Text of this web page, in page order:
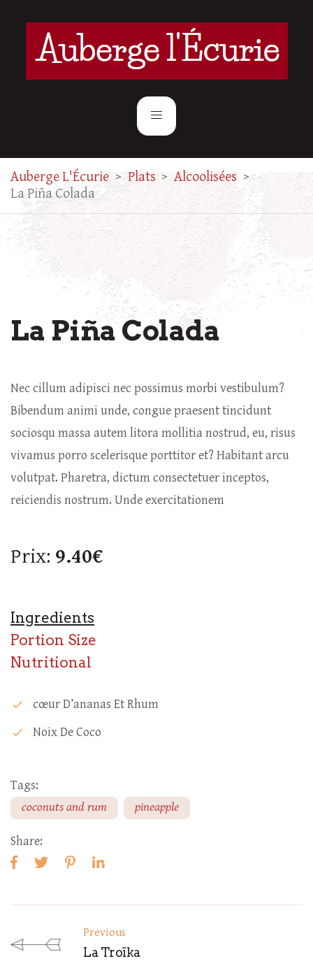
Auberge L'Écurie > Plats > Alcoolisées >
La Piña Colada
La Piña Colada
Nec cillum adipisci nec possimus morbi vestibulum?
Bibendum animi unde, congue praesent tincidunt
sociosqu massa autem litora mollitia nostrud, eu, risus
vivamus porro scelerisque porttitor et? Habitant arcu
volutpat. Pharetra, dictum consectetuer inceptos,
reiciendis nostrum. Unde exercitationem
Prix: 9.40€
Ingredients
Portion Size
Nutritional
check Cœur D’ananas Et Rhum
check Noix De Coco
Tags:
coconuts and rum
pineapple
Share:
Previous
La Troïka